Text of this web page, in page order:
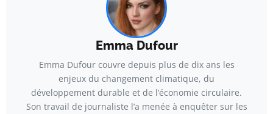
Emma Dufour
Emma Dufour couvre depuis plus de dix ans les
enjeux du changement climatique, du
développement durable et de l’économie circulaire.
Son travail de journaliste l’a menée à enquêter sur les